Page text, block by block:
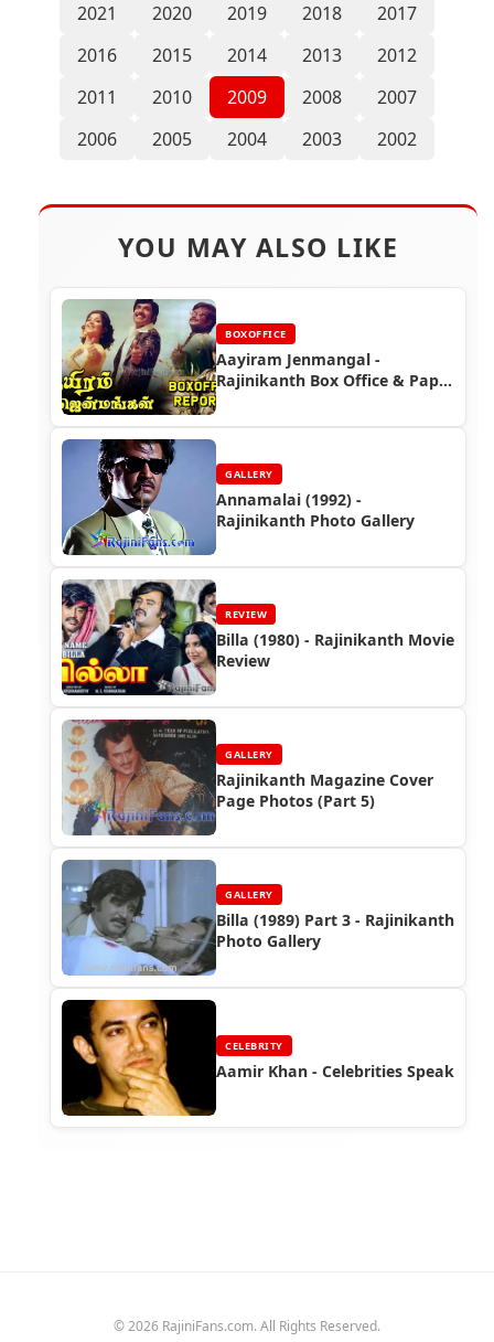
2021
2020 2019 2018
2017
2016
2015 2014 2013
2012
2011
2010 2009 2008
2007
2006
2005 2004 2003 2002
YOU MAY ALSO LIKE
BOXOFFICE
Aayiram Jenmangal -
Rajinikanth Box Office & Paper
GALLERY
Annamalai (1992) -
Rajinikanth Photo Gallery
REVIEW
Billa (1980) - Rajinikanth Movie
Review
GALLERY
Rajinikanth Magazine Cover
Page Photos (Part 5)
GALLERY
Billa (1989) Part 3 - Rajinikanth
Photo Gallery
CELEBRITY
Aamir Khan - Celebrities Speak
© 2026 RajiniFans.com. All Rights Reserved.